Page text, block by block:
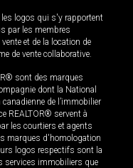
logos qui s'y rapportent
par les membres
et de la location de
de vente collaborative.
sont des marques
dont la National
de l’immobilier
REALTOR® servent à
les courtiers et agents
marques d'homologation
logos respectifs sont la
services immobiliers que